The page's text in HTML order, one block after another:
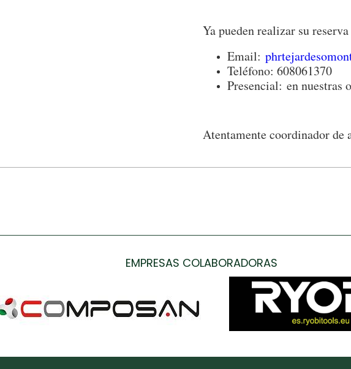
Ya pueden realizar su reserva
Email:
Teléfono: 608061370
Presencial: en nuestras
Atentamente coordinador de
EMPRESAS COLABORADORAS